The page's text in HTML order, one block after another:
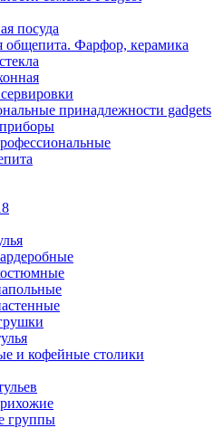
посуда
общепита. Фарфор, керамика
принадлежности gadgets
и кофейные столики
группы